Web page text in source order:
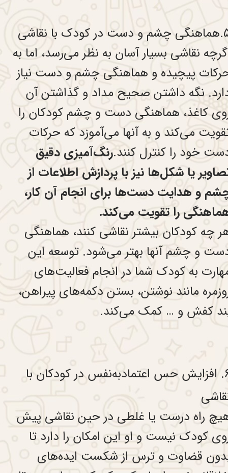
با نقاشی
نقاشی بسیار آسان به نظر می‌رسد، اما به
پیچیده و هماهنگی چشم و دست نیاز
نگه داشتن صحیح مداد و گذاشتن آن
کاغذ، هماهنگی دست و چشم کودکان را
می‌کند و به آنها می‌آموزد که حرکات
خود را کنترل کنند.رنگ‌آمیزی دقیق
یا شکل‌ها نیز با پردازش اطلاعات از
و هدایت دست‌ها برای انجام آن کار،
را تقویت می‌کند.
چه کودکان بیشتر نقاشی کنند، هماهنگی
و چشم آنها بهتر می‌شود. توسعه این
به کودک شما در انجام فعالیت‌های
مانند نوشتن، بستن دکمه‌های پیراهن،
کفش و … کمک می‌کند.
۶. افزایش حس اعتماد‌به‌نفس در کودکان با
راه درست یا غلطی در حین نقاشی پیش
کودک نیست و او این امکان را دارد تا
قضاوت و ترس از شکست ایده‌های